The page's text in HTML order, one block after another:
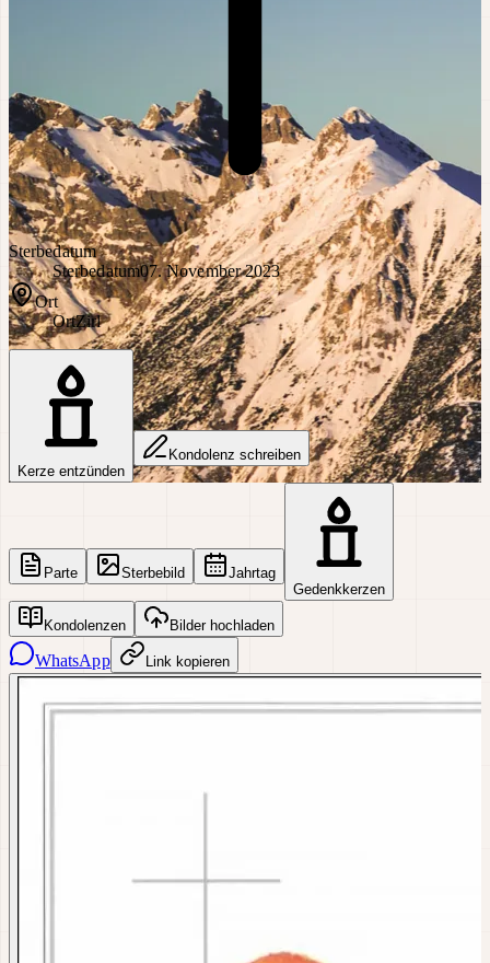
Sterbedatum
Sterbedatum07. November 2023
Ort
OrtZirl
Kerze entzünden
Kondolenz schreiben
Parte Sterbebild
Jahrtag
Gedenkkerzen
Kondolenzen Bilder hochladen
WhatsApp Link kopieren